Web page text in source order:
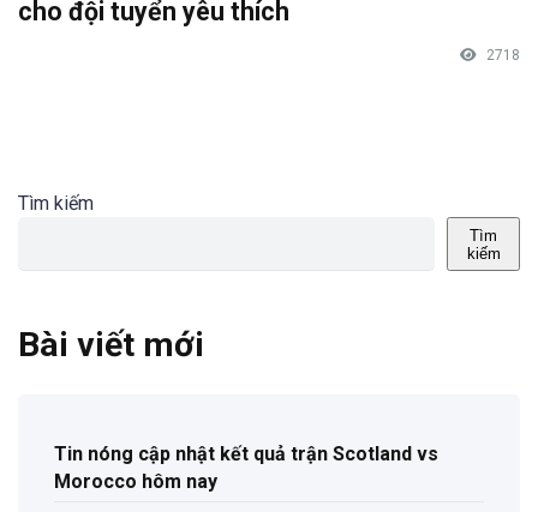
cho đội tuyển yêu thích
2718
Tìm kiếm
Tìm
kiếm
Bài viết mới
Tin nóng cập nhật kết quả trận Scotland vs
Morocco hôm nay